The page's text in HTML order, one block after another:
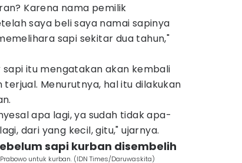
Karena nama pemilik
saya beli saya namai sapinya
sapi sekitar dua tahun,"
itu mengatakan akan kembali
Menurutnya, hal itu dilakukan
apa lagi, ya sudah tidak apa-
dari yang kecil, gitu," ujarnya.
sapi kurban disembelih
untuk kurban. (IDN Times/Daruwaskita)